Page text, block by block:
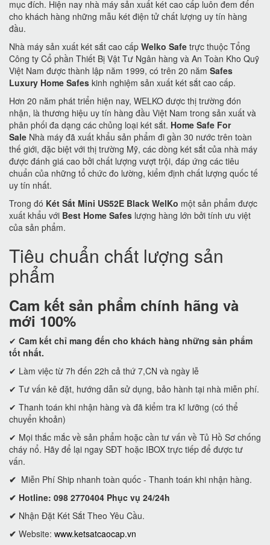
mục đích. Hiện nay nhà máy sản xuất két cao cấp luôn đem đến
cho khách hàng những mẫu két điện tử chất lượng uy tín hàng
đầu.
Nhà máy sản xuất két sắt cao cấp Welko Safe trực thuộc Tổng
Công ty Cổ phần Thiết Bị Vật Tư Ngân hàng và An Toàn Kho Quỹ
Việt Nam được thành lập năm 1999, có trên 20 năm Safes
Luxury Home Safes kinh nghiệm sản xuất két sắt cao cấp.
Hơn 20 năm phát triển hiện nay, WELKO được thị trường đón
nhận, là thương hiệu uy tín hàng đầu Việt Nam trong sản xuất và
phân phối đa dạng các chủng loại két sắt. Home Safe For
Sale Nhà máy đã xuất khẩu sản phẩm đi gần 30 nước trên toàn
thế giới, đặc biệt với thị trường Mỹ, các dòng két sắt của nhà máy
được đánh giá cao bởi chất lượng vượt trội, đáp ứng các tiêu
chuẩn của những tổ chức đo lường, kiểm định chất lượng quốc tế
uy tín nhất.
Trong đó Két Sắt Mini US52E Black WelKo một sản phẩm được
xuất khẩu với Best Home Safes lượng hàng lớn bởi tính ưu việt
của sản phẩm.
Tiêu chuẩn chất lượng sản
phẩm
Cam kết sản phẩm chính hãng và
mới 100%
✔ Cam kết chỉ mang đến cho khách hàng những sản phẩm
tốt nhất.
✔ Làm việc từ 7h đến 22h cả thứ 7,CN và ngày lễ
✔ Tư vấn kê đặt, hướng dẫn sử dụng, bảo hành tại nhà miễn phí.
✔ Thanh toán khi nhận hàng và đã kiểm tra kĩ lưỡng (có thể
chuyển khoản)
✔ Mọi thắc mắc về sản phẩm hoặc cần tư vấn về Tủ Hồ Sơ chống
cháy nổ. Hãy để lại ngay SĐT hoặc IBOX trực tiếp để được tư
vấn.
✔ Miễn Phí Ship nhanh toàn quốc - Thanh toán khi nhận hàng.
✔ Hotline: 098 2770404 Phục vụ 24/24h
✔ Nhận Đặt Két Sắt Theo Yêu Cầu.
✔ Website: www.ketsatcaocap.vn